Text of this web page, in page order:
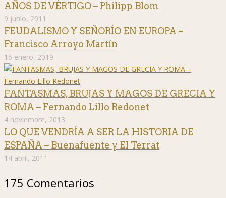
AÑOS DE VÉRTIGO – Philipp Blom
9 junio, 2011
FEUDALISMO Y SEÑORÍO EN EUROPA –
Francisco Arroyo Martín
16 enero, 2019
FANTASMAS, BRUJAS Y MAGOS DE GRECIA Y
ROMA – Fernando Lillo Redonet
4 noviembre, 2013
LO QUE VENDRÍA A SER LA HISTORIA DE
ESPAÑA – Buenafuente y El Terrat
14 abril, 2011
175 Comentarios